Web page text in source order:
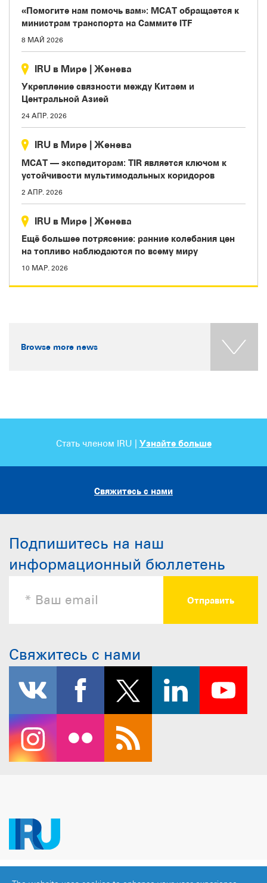
«Помогите нам помочь вам»: МСАТ обращается к
министрам транспорта на Саммите ITF
8 МАЙ 2026
IRU в Мире | Женева
Укрепление связности между Китаем и
Центральной Азией
24 АПР. 2026
IRU в Мире | Женева
МСАТ — экспедиторам: TIR является ключом к
устойчивости мультимодальных коридоров
2 АПР. 2026
IRU в Мире | Женева
Ещё большее потрясение: ранние колебания цен
на топливо наблюдаются по всему миру
10 МАР. 2026
Browse more news
Стать членом IRU | Узнайте больше
Свяжитесь с нами
Подпишитесь на наш
информационный бюллетень
Свяжитесь с нами